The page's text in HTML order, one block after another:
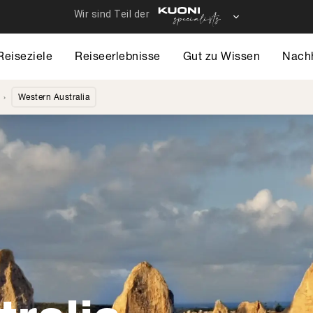
Reiseerlebnisse Gut zu Wissen
Western Australia